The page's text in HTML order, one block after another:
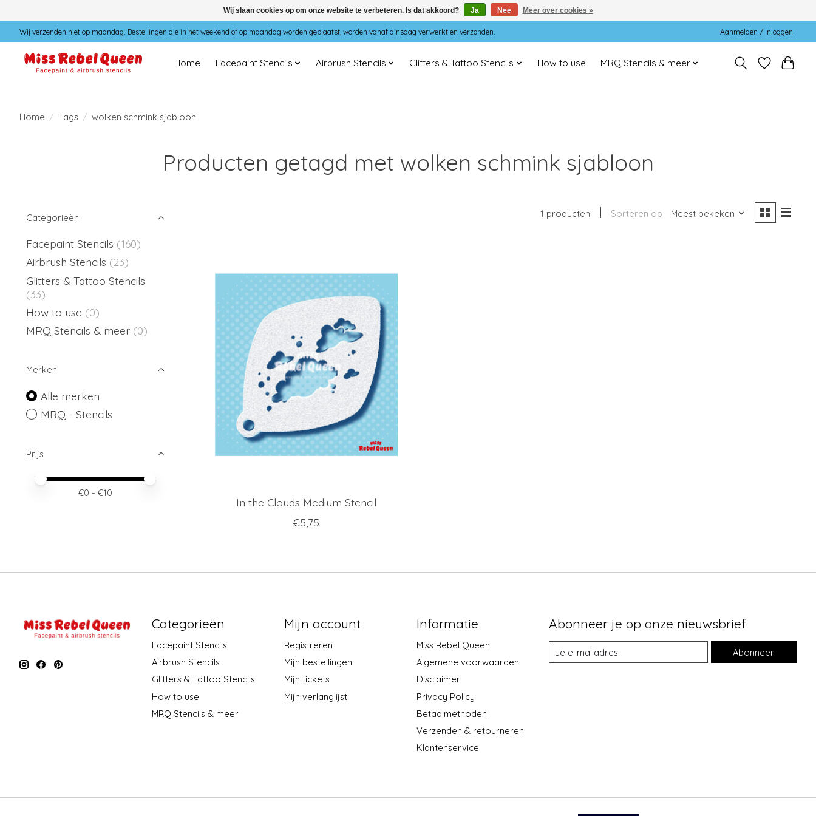
Wij verzenden niet op maandag. Bestellingen die in het weekend of op maandag worden geplaatst, worden vanaf dinsdag verwerkt en verzonden. Aanmelden / Inloggen
Home Facepaint Stencils Airbrush Stencils Glitters & Tattoo Stencils How to use MRQ Stencils & meer
Home / Tags / wolken schmink sjabloon
Producten getagd met wolken schmink sjabloon
Categorieën
Facepaint Stencils (160)
Airbrush Stencils (23)
Glitters & Tattoo Stencils
(33)
How to use (0)
MRQ Stencils & meer (0)
Merken
Alle merken
MRQ - Stencils
Prijs
Minimale prijswaarde
Price maximum value
€0 - €10
1 producten Sorteren op Meest bekeken
In the Clouds Medium Stencil
€5,75
Categorieën
Facepaint Stencils
Airbrush Stencils
Glitters & Tattoo Stencils
How to use
MRQ Stencils & meer
Mijn account
Registreren
Mijn bestellingen
Mijn tickets
Mijn verlanglijst
Informatie
Miss Rebel Queen
Algemene voorwaarden
Disclaimer
Privacy Policy
Betaalmethoden
Verzenden & retourneren
Klantenservice
Abonneer je op onze nieuwsbrief
Abonneer
Wij slaan cookies op om onze website te verbeteren. Is dat akkoord? Ja Nee Meer over cookies »